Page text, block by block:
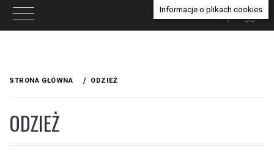
STRONA GŁÓWNA ODZIEŻ
ODZIEŻ
Informacje o plikach cookies